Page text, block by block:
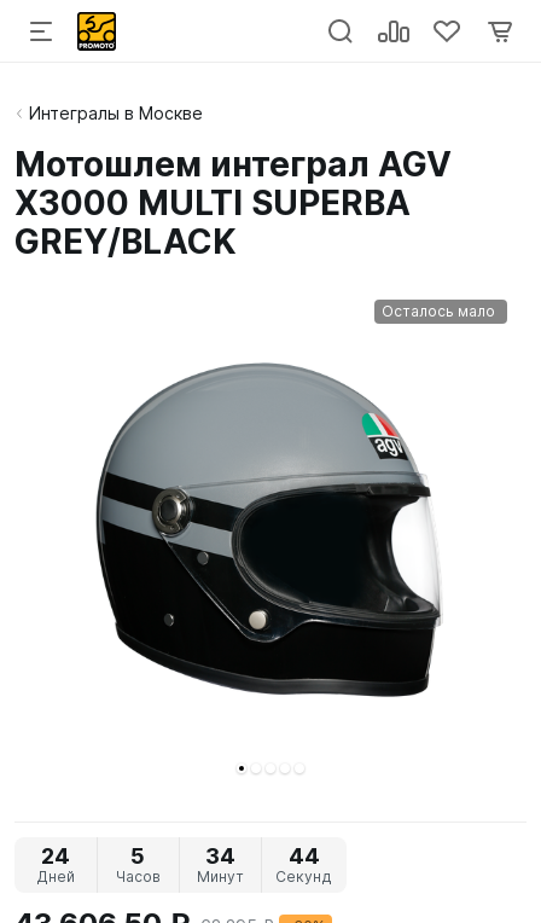
Интегралы в Москве
Мотошлем интеграл AGV
X3000 MULTI SUPERBA
GREY/BLACK
Осталось мало
24
Дней
5
Часов
34
Минут
43
Секунд